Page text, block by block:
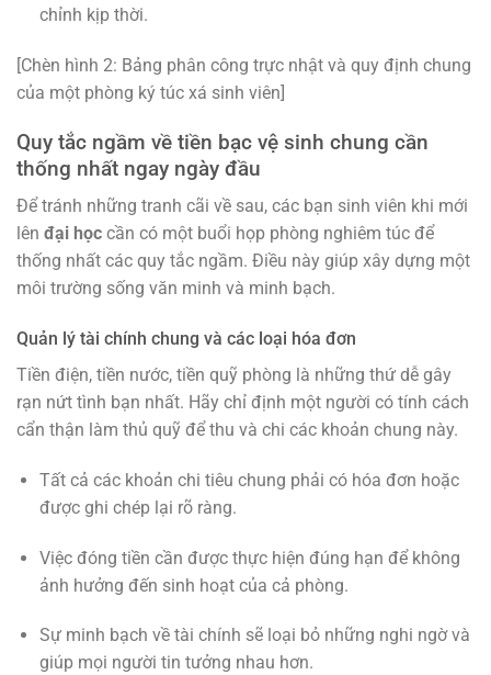
chỉnh kịp thời.
[Chèn hình 2: Bảng phân công trực nhật và quy định chung
của một phòng ký túc xá sinh viên]
Quy tắc ngầm về tiền bạc vệ sinh chung cần
thống nhất ngay ngày đầu
Để tránh những tranh cãi về sau, các bạn sinh viên khi mới
lên đại học cần có một buổi họp phòng nghiêm túc để
thống nhất các quy tắc ngầm. Điều này giúp xây dựng một
môi trường sống văn minh và minh bạch.
Quản lý tài chính chung và các loại hóa đơn
Tiền điện, tiền nước, tiền quỹ phòng là những thứ dễ gây
rạn nứt tình bạn nhất. Hãy chỉ định một người có tính cách
cẩn thận làm thủ quỹ để thu và chi các khoản chung này.
Tất cả các khoản chi tiêu chung phải có hóa đơn hoặc
được ghi chép lại rõ ràng.
Việc đóng tiền cần được thực hiện đúng hạn để không
ảnh hưởng đến sinh hoạt của cả phòng.
Sự minh bạch về tài chính sẽ loại bỏ những nghi ngờ và
giúp mọi người tin tưởng nhau hơn.